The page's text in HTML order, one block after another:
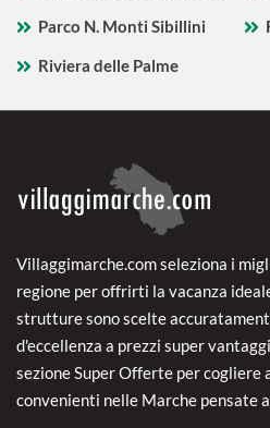
Parco N. Monti Sibillini
Riviera delle Palme
Villaggimarche.com seleziona i
regione per offrirti la vacanza
strutture sono scelte
d'eccellenza a prezzi super
sezione Super Offerte per cogliere
convenienti nelle Marche pensate